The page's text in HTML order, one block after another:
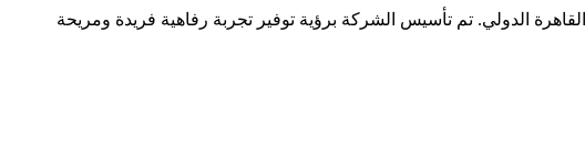
القاهرة الدولي. تم تأسيس الشركة برؤية توفير تجربة رفاهية فريدة ومريحة